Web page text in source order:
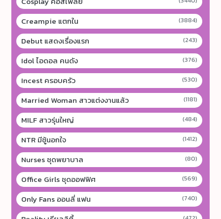
Creampie แตกใน (3884)
Debut แสดงเรื่องแรก (243)
Idol ไอดอล คนดัง (376)
Incest ครอบครัว (530)
Married Woman สาวแต่งงานแล้ว (1181)
MILF สาวรุ่นใหญ่ (484)
NTR มีชู้นอกใจ (1412)
Nurses ชุดพยาบาล (80)
Office Girls ชุดออฟฟิศ (569)
Only Fans ออนลี่ แฟน (740)